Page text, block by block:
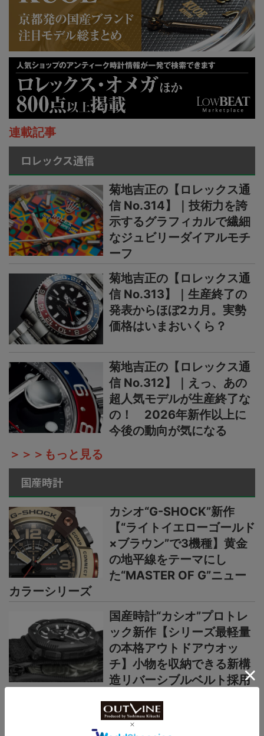
連載記事
ロレックス通信
菊地吉正の【ロレックス通
信 No.314】｜技術力を誇
示するグラフィカルで繊細
なジュビリーダイアルモチ
ーフ
菊地吉正の【ロレックス通
信 No.313】｜生産終了の
発表からほぼ2カ月。実勢
価格はいまおいくら？
菊地吉正の【ロレックス通
信 No.312】｜えっ、あの
超人気モデルが生産終了な
の！ 2026年新作以上に
今後の動向が気になる
＞＞＞もっと見る
国産時計
カシオ“G-SHOCK”新作
【“ライトイエローゴールド
×ブラウン”で3機種】黄金
の地平線をテーマにし
た“MASTER OF G”ニュー
カラーシリーズ
国産時計“カシオ”プロトレ
ック新作【シリーズ最軽量
の本格アウトドアウオッ
チ】小物を収納できる新構
造リバーシブルベルト採用
カシオ“G-SHOCK”新作2種
【薄型・軽量な“メタルベゼ